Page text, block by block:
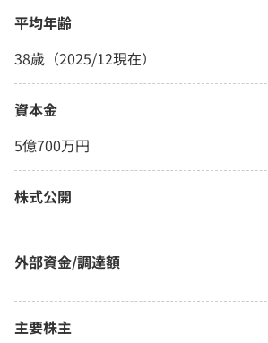
平均年齢
38歳（2025/12現在）
資本金
5億700万円
株式公開
外部資金/調達額
主要株主